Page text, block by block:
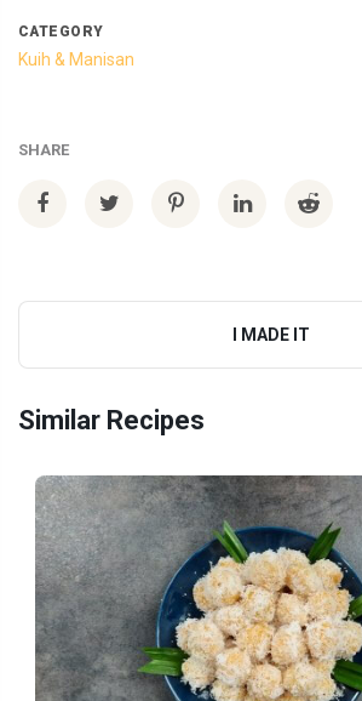
CATEGORY
Kuih & Manisan
SHARE
I MADE IT
Similar Recipes